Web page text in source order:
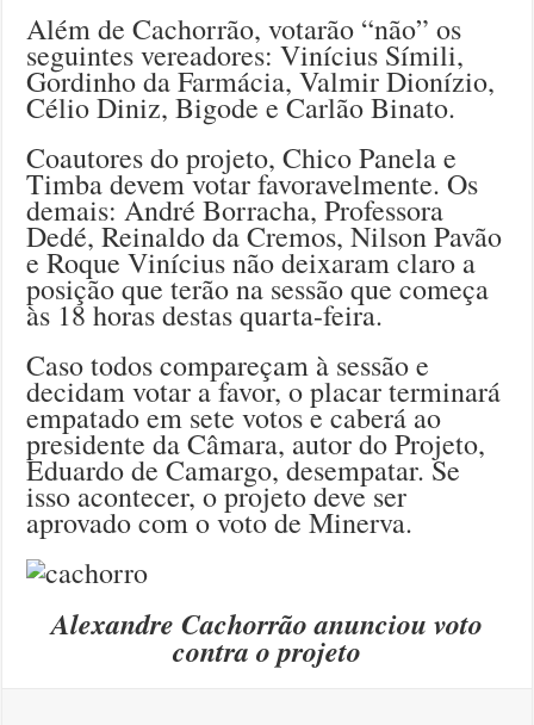
Além de Cachorrão, votarão “não” os
seguintes vereadores: Vinícius Símili,
Gordinho da Farmácia, Valmir Dionízio,
Célio Diniz, Bigode e Carlão Binato.
Coautores do projeto, Chico Panela e
Timba devem votar favoravelmente. Os
demais: André Borracha, Professora
Dedé, Reinaldo da Cremos, Nilson Pavão
e Roque Vinícius não deixaram claro a
posição que terão na sessão que começa
às 18 horas destas quarta-feira.
Caso todos compareçam à sessão e
decidam votar a favor, o placar terminará
empatado em sete votos e caberá ao
presidente da Câmara, autor do Projeto,
Eduardo de Camargo, desempatar. Se
isso acontecer, o projeto deve ser
aprovado com o voto de Minerva.
Alexandre Cachorrão anunciou voto
contra o projeto